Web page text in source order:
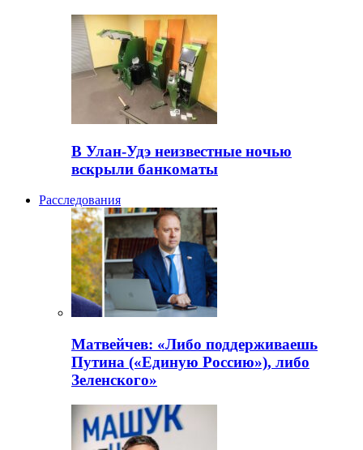
В Улан-Удэ неизвестные ночью
вскрыли банкоматы
Расследования
Матвейчев: «Либо поддерживаешь
Путина («Единую Россию»), либо
Зеленского»